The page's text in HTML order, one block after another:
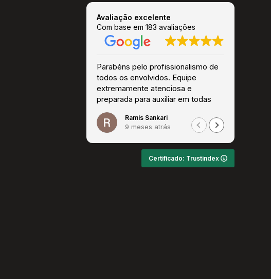
Avaliação excelente
Com base em 183 avaliações
Parabéns pelo profissionalismo de
todos os envolvidos. Equipe
extremamente atenciosa e
preparada para auxiliar em todas
as questões. Recomendo!
Ramis Sankari
9 meses atrás
Certificado: Trustindex